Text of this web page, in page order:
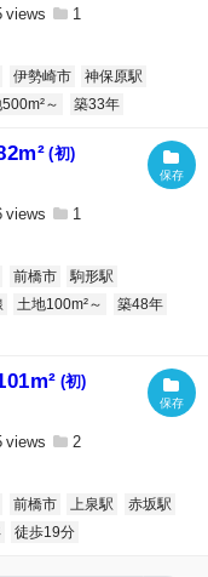
1
伊勢崎市
神保原駅
～ 築33年
(初)
1
前橋市
駒形駅
土地100m²～
築48年
(初)
2
前橋市 上泉駅
赤坂駅
徒歩19分